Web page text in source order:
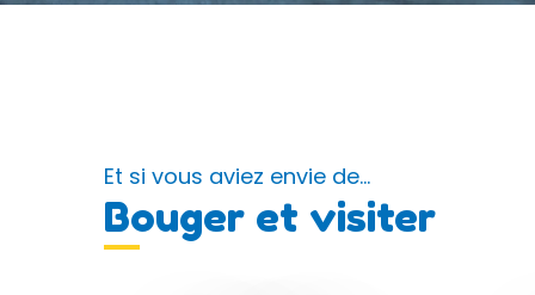
Et si vous aviez envie de...
Bouger et visiter